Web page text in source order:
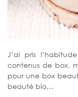
J’ai pris
contenus de box,
pour une box
beauté bio…